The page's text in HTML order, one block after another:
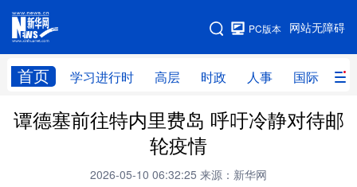
网站无障碍
PC版本
首页 学习进行时 高层 时政 人事 国际 财
网站地图
学习进行时 高层 时政 人事
谭德塞前往特内里费岛 呼吁冷静对待邮
轮疫情
2026-05-10 06:32:25 来源：新华网